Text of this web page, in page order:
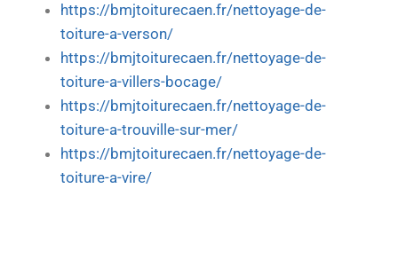
https://bmjtoiturecaen.fr/nettoyage-de-
toiture-a-verson/
https://bmjtoiturecaen.fr/nettoyage-de-
toiture-a-villers-bocage/
https://bmjtoiturecaen.fr/nettoyage-de-
toiture-a-trouville-sur-mer/
https://bmjtoiturecaen.fr/nettoyage-de-
toiture-a-vire/